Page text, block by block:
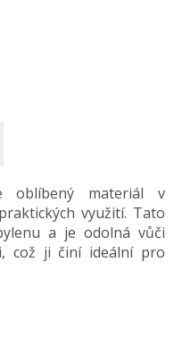
oblíbený materiál v
využití. Tato
a je odolná vůči
což ji činí ideální pro